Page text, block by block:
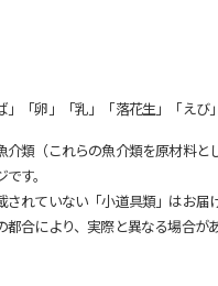
」「卵」「乳」「落花生」「えび
類（これらの魚介類を原材料と
す。
れていない「小道具類」はお届
合により、実際と異なる場合があ